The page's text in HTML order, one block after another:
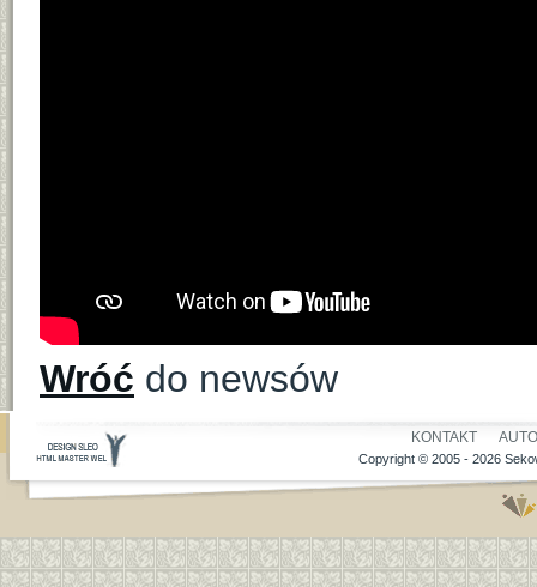
Wróć do newsów
KONTAKT
Copyright © 2005 - 2026